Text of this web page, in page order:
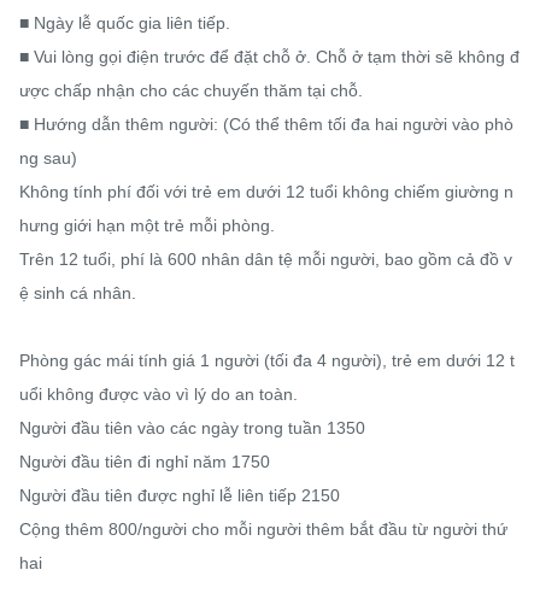
■ Ngày lễ quốc gia liên tiếp.
■ Vui lòng gọi điện trước để đặt chỗ ở. Chỗ ở tạm thời sẽ không đ
ược chấp nhận cho các chuyến thăm tại chỗ.
■ Hướng dẫn thêm người: (Có thể thêm tối đa hai người vào phò
ng sau)
Không tính phí đối với trẻ em dưới 12 tuổi không chiếm giường n
hưng giới hạn một trẻ mỗi phòng.
Trên 12 tuổi, phí là 600 nhân dân tệ mỗi người, bao gồm cả đồ v
ệ sinh cá nhân.
Phòng gác mái tính giá 1 người (tối đa 4 người), trẻ em dưới 12 t
uổi không được vào vì lý do an toàn.
Người đầu tiên vào các ngày trong tuần 1350
Người đầu tiên đi nghỉ năm 1750
Người đầu tiên được nghỉ lễ liên tiếp 2150
Cộng thêm 800/người cho mỗi người thêm bắt đầu từ người thứ
hai